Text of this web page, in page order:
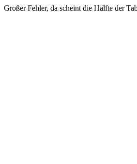
Großer Fehler, da scheint die Hälfte der